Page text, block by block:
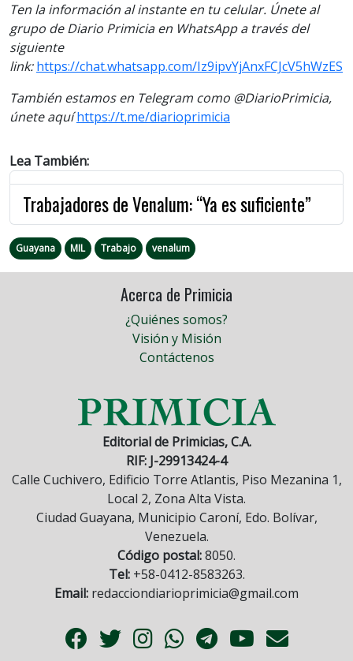
Ten la información al instante en tu celular. Únete al
grupo de Diario Primicia en WhatsApp a través del
siguiente
link:https://chat.whatsapp.com/Iz9ipvYjAnxFCJcV5hWzES
También estamos en Telegram como @DiarioPrimicia,
únete aquí https://t.me/diarioprimicia
Lea También:
Trabajadores de Venalum: “Ya es suficiente”
Guayana MIL Trabajo venalum
Acerca de Primicia
¿Quiénes somos?
Visión y Misión
Contáctenos
Editorial de Primicias, C.A.
RIF: J-29913424-4
Calle Cuchivero, Edificio Torre Atlantis, Piso Mezanina 1,
Local 2, Zona Alta Vista.
Ciudad Guayana, Municipio Caroní, Edo. Bolívar,
Venezuela.
Código postal:8050.
Tel:+58-0412-8583263.
Email: redacciondiarioprimicia@gmail.com